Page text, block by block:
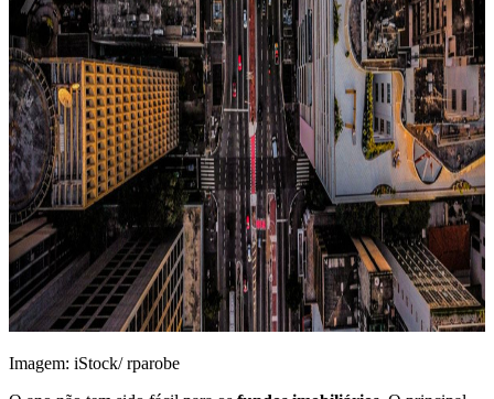
Imagem: iStock/ rparobe